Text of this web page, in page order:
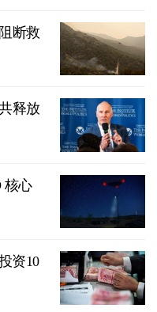
断救
释放
核心
资10